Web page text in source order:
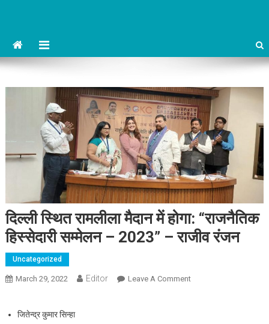
दिल्ली स्थित रामलीला मैदान में होगा: “राजनैतिक
हिस्सेदारी सम्मेलन – 2023” – राजीव रंजन
Uncategorized
March 29, 2022 Editor Leave A CommentOn दिल्ली स्थित रामलीला
जितेन्द्र कुमार सिन्हा